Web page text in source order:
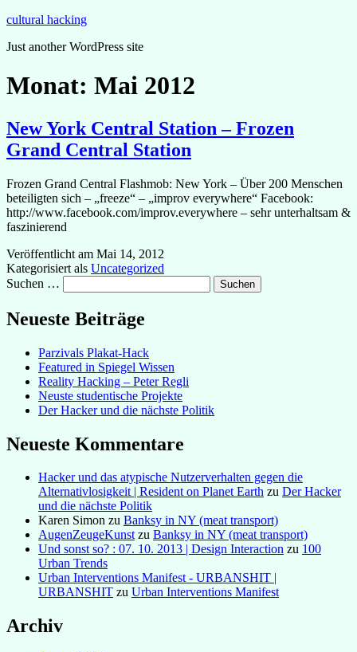
Zum
springen
cultural hacking
Just another WordPress site
Monat: Mai 2012
New York Central Station – Frozen
Grand Central Station
Frozen Grand Central Flashmob: New York – Über 200 Menschen
beteiligten sich – „freeze“ – „improv everywhere“ Facebook:
http://www.facebook.com/improv.everywhere – sehr unterhaltsam &
faszinierend
Veröffentlicht am Mai 14, 2012
Kategorisiert als Uncategorized
Suchen …
Neueste Beiträge
Parzivals Plakat-Hack
Featured in Spiegel Wissen
Reality Hacking – Peter Regli
Neuste studentische Projekte
Der Hacker und die nächste Politik
Neueste Kommentare
Hacker und das atypische Nutzerverhalten gegen die
Alternativlosigkeit | Resident on Planet Earth zu Der Hacker
und die nächste Politik
Karen Simon zu Banksy in NY (meat transport)
AugenZeugeKunstzu Banksy in NY (meat transport)
Und sonst so? : 07. 10. 2013 | Design Interaction zu 100
Urban Trends
Urban Interventions Manifest - URBANSHIT |
URBANSHIT zu Urban Interventions Manifest
Archiv